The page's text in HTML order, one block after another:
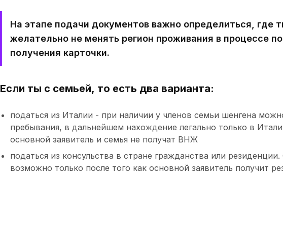
На этапе подачи документов важно определиться, где
желательно не менять регион проживания в процессе
получения карточки.
Если ты с семьей, то есть два варианта:
податься из Италии - при наличии у членов семьи шенгена
пребывания, в дальнейшем нахождение легально только в
основной заявитель и семья не получат ВНЖ
податься из консульства в стране гражданства или
возможно только после того как основной заявитель получит